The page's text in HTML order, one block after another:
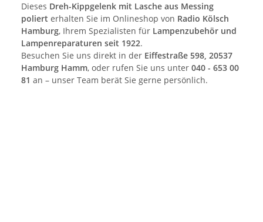
Dieses Dreh-Kippgelenk mit Lasche aus Messing
poliert erhalten Sie im Onlineshop von Radio Kölsch
Hamburg, Ihrem Spezialisten für Lampenzubehör und
Lampenreparaturen seit 1922.
Besuchen Sie uns direkt in der Eiffestraße 598, 20537
Hamburg Hamm, oder rufen Sie uns unter 040 - 653 00
81 an – unser Team berät Sie gerne persönlich.